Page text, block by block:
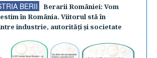
BERII
Berarii României: Vom
în România. Viitorul stă în
industrie, autorităţi şi societate